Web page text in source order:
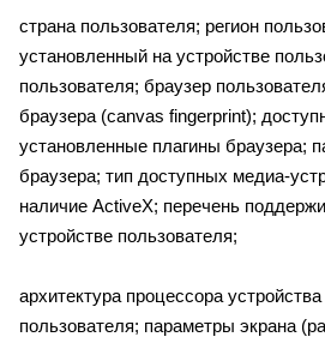
страна пользователя; регион
установленный на устройстве
пользователя; браузер
браузера (canvas fingerprint);
установленные плагины браузера;
браузера; тип доступных медиа-
наличие ActiveX; перечень
устройстве пользователя;
архитектура процессора
пользователя; параметры экрана